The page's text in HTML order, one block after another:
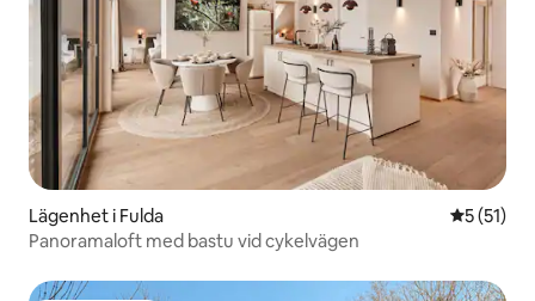
Lägenhet i Fulda 5 av 5 i
5 (51)
Panoramaloft med bastu vid cykelvägen